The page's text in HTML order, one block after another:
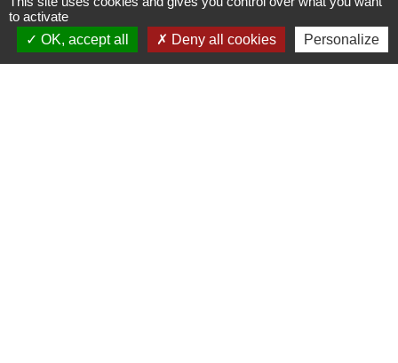
Commune d'Haudivillers
5, rue de l'Église
to activate
OK, accept all
Deny all cookies Personalize